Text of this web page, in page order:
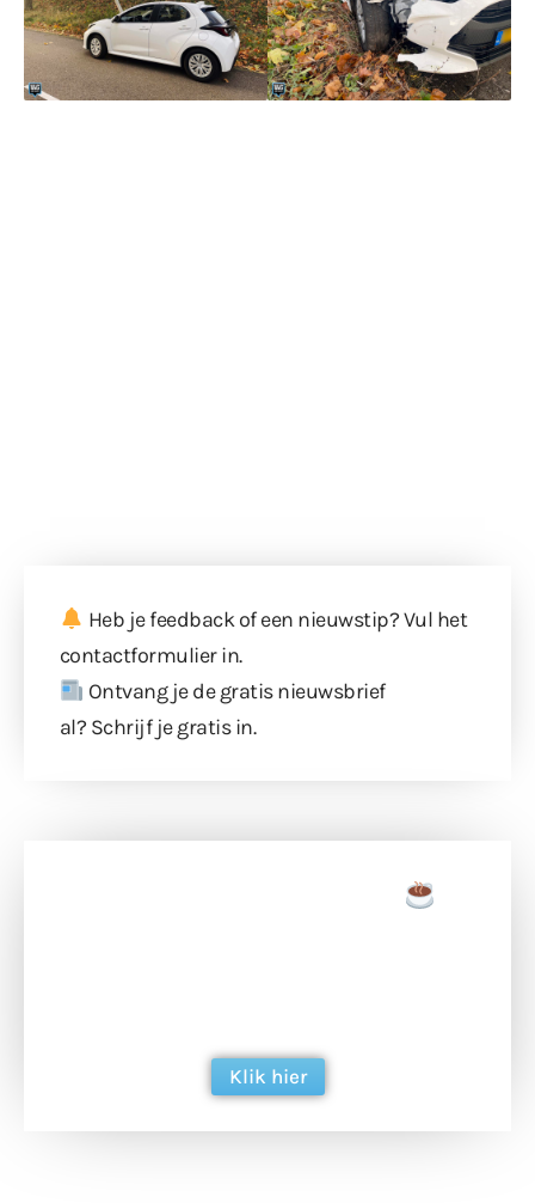
Heb je feedback of een nieuwstip? Vul het
contactformulierin.
Ontvang je de gratis nieuwsbrief
al? Schrijf je gratis in.
Klik hier